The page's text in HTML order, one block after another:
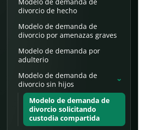
divorcio de hecho
Modelo de demanda de
divorcio por amenazas graves
Modelo de demanda por
adulterio
Modelo de demanda de
divorcio sin hijos
›
Modelo de demanda de
divorcio solicitando
custodia compartida